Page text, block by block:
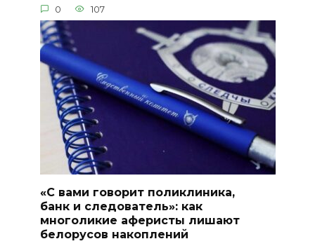
0 107
«С вами говорит поликлиника,
банк и следователь»: как
многоликие аферисты лишают
белорусов накоплений